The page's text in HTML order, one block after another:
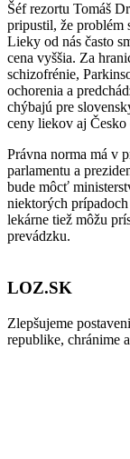
Šéf rezortu Tomáš
pripustil, že problém
Lieky od nás často
cena vyššia. Za
schizofrénie,
ochorenia a
chýbajú pre
ceny liekov aj
Právna norma má v
parlamentu a
bude môcť
niektorých
lekárne tiež môžu
prevádzku.
LOZ.SK
Zlepšujeme
republike, chránime